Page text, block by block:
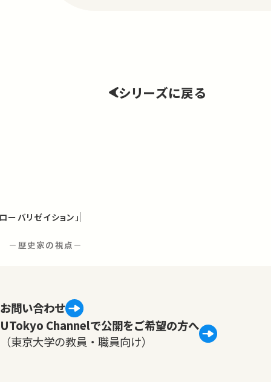
シリーズに戻る
バリゼイション」
－歴史家の視点－
お問い合わせ
UTokyo Channelで公開をご希望の方へ
（東京大学の教員・職員向け）